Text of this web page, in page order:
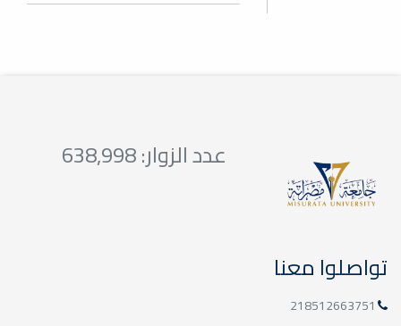
عدد الزوار: 638,998
تواصلوا معنا
218512663751